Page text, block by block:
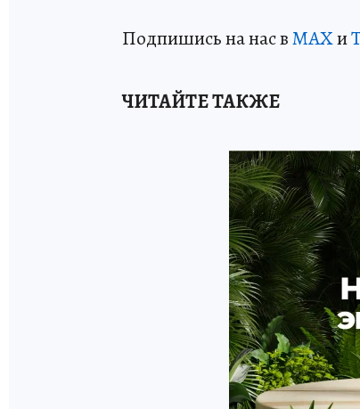
Подпишись на нас вMAXи
ЧИТАЙТЕ ТАКЖЕ